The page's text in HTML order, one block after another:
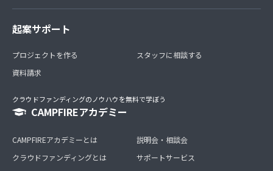
起案サポート
プロジェクトを作る
資料請求
スタッフに相談する
クラウドファンディングのノウハウを無料で学ぼう
CAMPFIREアカデミー
CAMPFIREアカデミーとは
クラウドファンディングとは
説明会・相談会
サポートサービス